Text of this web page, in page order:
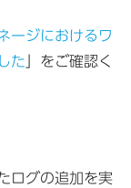
ージにおけるワ
た 」をご確認く
ログの追加を実